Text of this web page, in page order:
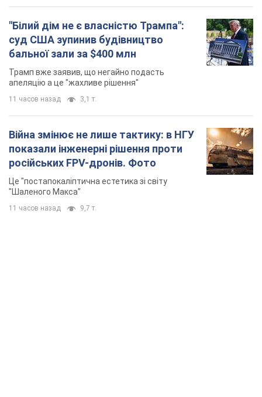
"Білий дім не є власністю Трампа":
суд США зупинив будівництво
бальної зали за $400 млн
Трамп вже заявив, що негайно подасть
апеляцію а це "жахливе рішення"
11 часов назад 3,1 т.
Війна змінює не лише тактику: в НГУ
показали інженерні рішення проти
російських FPV-дронів. Фото
Це "постапокаліптична естетика зі світу
"Шаленого Макса"
11 часов назад 9,7 т.